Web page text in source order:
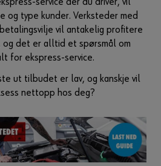
service der du driver, vil
og type kunder. Verksteder med
vil antakelig profitere
og det er alltid et spørsmål om
for ekspress-service.
ut tilbudet er lav, og kanskje vil
nettopp hos deg?